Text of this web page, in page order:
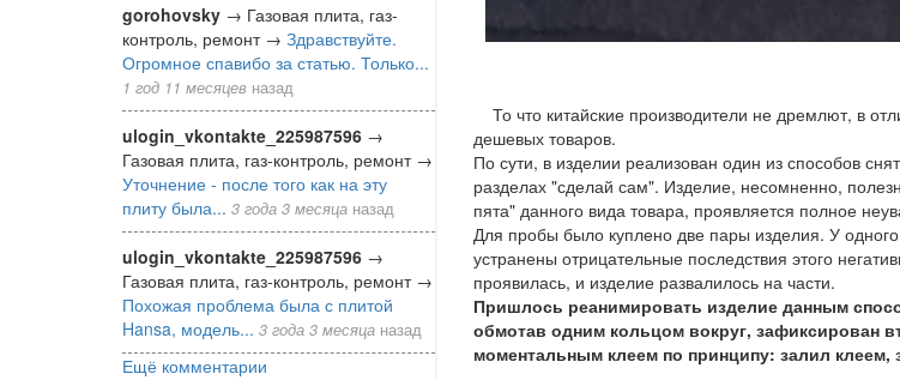
gorohovsky → Газовая плита, газ-
контроль, ремонт → Здравствуйте.
Огромное спавибо за статью. Только...
1 год 11 месяцев назад
ulogin_vkontakte_225987596 →
Газовая плита, газ-контроль, ремонт →
Уточнение - после того как на эту
плиту была... 3 года 3 месяца назад
ulogin_vkontakte_225987596 →
Газовая плита, газ-контроль, ремонт →
Похожая проблема была с плитой
Hansa, модель... 3 года 3 месяца назад
Ещё комментарии
То что китайские производители не дремлют, в
дешевых товаров.
По сути, в изделии реализован один из способов
разделах "сделай сам". Изделие, несомненно,
пята" данного вида товара, проявляется полное
Для пробы было куплено две пары изделия. У
устранены отрицательные последствия этого
проявилась, и изделие развалилось на части.
Пришлось реанимировать изделие данным
обмотав одним кольцом вокруг, зафиксирован
моментальным клеем по принципу: залил